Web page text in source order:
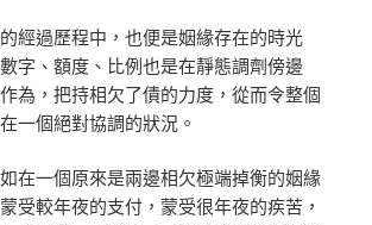
過歷程中，也便是姻緣存在的時光
字、額度、比例也是在靜態調劑傍邊
為，把持相欠了債的力度，從而令整個
一個絕對協調的狀況。
如在一個原來是兩邊相欠極端掉衡的姻緣
受較年夜的支付，蒙受很年夜的疾苦，